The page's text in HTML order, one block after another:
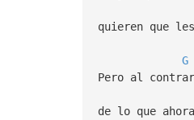
quieren que
G
Pero al
de lo que